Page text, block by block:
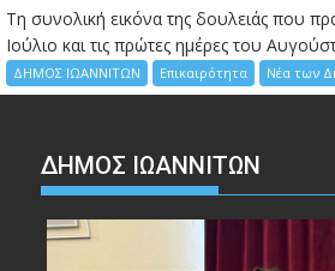
Τη συνολική εικόνα της δουλειάς που
Ιούλιο και τις πρώτες ημέρες του
ΔΗΜΟΣ ΙΩΑΝΝΙΤΩΝ Επικαιρότητα Νέα των
ΔΗΜΟΣ ΙΩΑΝΝΙΤΩΝ